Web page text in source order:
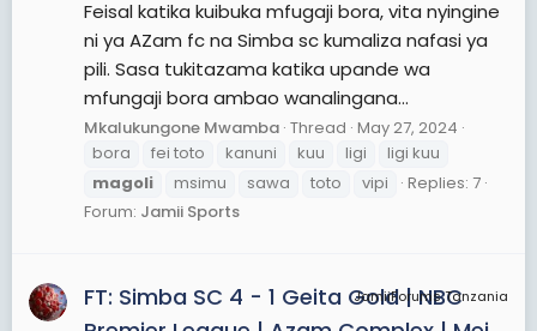
Feisal katika kuibuka mfugaji bora, vita nyingine
ni ya AZam fc na Simba sc kumaliza nafasi ya
pili. Sasa tukitazama katika upande wa
mfungaji bora ambao wanalingana...
Mkalukungone Mwamba Thread May 27, 2024
bora
fei toto kanuni kuu ligi
ligi kuu
magoli
msimu sawa toto vipi
Replies: 7
Forum: Jamii Sports
JamiiForums Tanzania
FT: Simba SC 4 - 1 Geita Gold | NBC